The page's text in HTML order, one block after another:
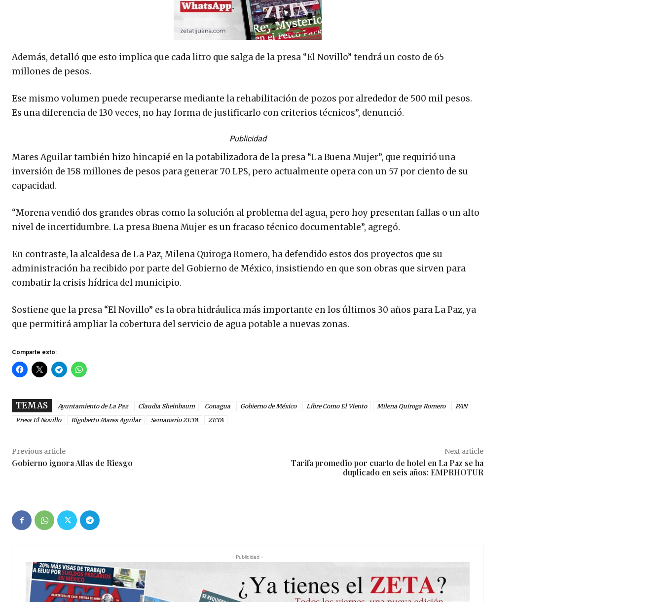
Además, detalló que esto implica que cada litro que salga de la presa “El Novillo” tendrá un costo de 65
millones de pesos.
Ese mismo volumen puede recuperarse mediante la rehabilitación de pozos por alrededor de 500 mil pesos.
Es una diferencia de 130 veces, no hay forma de justificarlo con criterios técnicos”, denunció.
Publicidad
Mares Aguilar también hizo hincapié en la potabilizadora de la presa “La Buena Mujer”, que requirió una
inversión de 158 millones de pesos para generar 70 LPS, pero actualmente opera con un 57 por ciento de su
capacidad.
“Morena vendió dos grandes obras como la solución al problema del agua, pero hoy presentan fallas o un alto
nivel de incertidumbre. La presa Buena Mujer es un fracaso técnico documentable”, agregó.
En contraste, la alcaldesa de La Paz, Milena Quiroga Romero, ha defendido estos dos proyectos que su
administración ha recibido por parte del Gobierno de México, insistiendo en que son obras que sirven para
combatir la crisis hídrica del municipio.
Sostiene que la presa “El Novillo” es la obra hidráulica más importante en los últimos 30 años para La Paz, ya
que permitirá ampliar la cobertura del servicio de agua potable a nuevas zonas.
Comparte esto:
TEMAS Ayuntamiento de La Paz Claudia Sheinbaum Conagua Gobierno de México Libre Como El Viento Milena Quiroga Romero
PAN
Presa El Novillo
Rigoberto Mares Aguilar Semanario ZETA ZETA
Previous article
Gobierno ignora Atlas de Riesgo
Next article
Tarifa promedio por cuarto de hotel en La Paz se ha
duplicado en seis años: EMPRHOTUR
- Publicidad -